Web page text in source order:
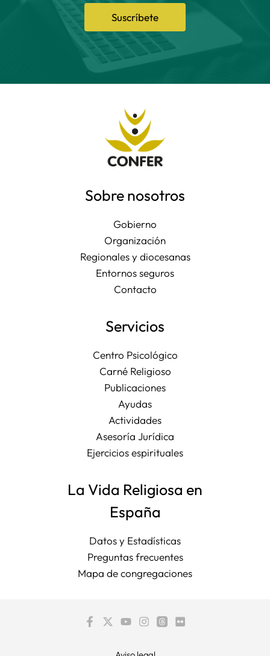
Suscríbete
Sobre nosotros
Gobierno
Organización
Regionales y diocesanas
Entornos seguros
Contacto
Servicios
Centro Psicológico
Carné Religioso
Publicaciones
Ayudas
Actividades
Asesoría Jurídica
Ejercicios espirituales
La Vida Religiosa en
España
Datos y Estadísticas
Preguntas frecuentes
Mapa de congregaciones